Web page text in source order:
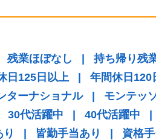
残業ほぼなし | 持ち帰り残
日125日以上 | 年間休日120
ターナショナル | モンテッ
30代活躍中 | 40代活躍中 |
り | 皆勤手当あり | 資格